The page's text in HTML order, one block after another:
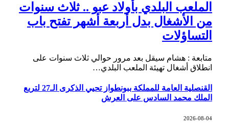
الملعب البلدي بأولاد عبو .. ثلاث سنوات
من الأشغال بدل أربعة أشهر تفتح باب
التساؤلات
متابعة : هشام سيقل بعد مرور حوالي ثلاث سنوات على
انطلاق أشغال تهيئة الملعب البلدي…
القنصلية العامة للمملكة ببونطواز تحيي الذكرى الـ27 لتربع
الملك محمد السادس على العرش
2026-08-04